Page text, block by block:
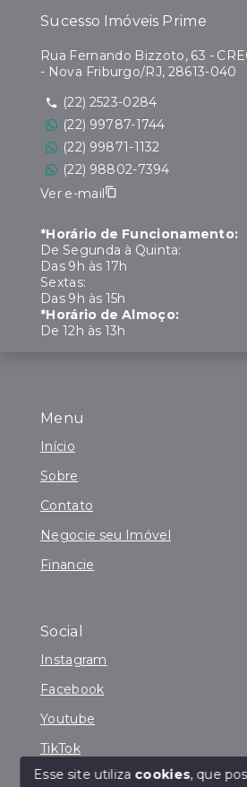
Menu
Início
Sobre
Contato
Negocie seu Imóvel
Financie
Social
Instagram
Facebook
Youtube
TikTok
Sucesso Imóveis Prime
Rua Fernando Bizzoto, 63 -
- Nova Friburgo/RJ, 28613-040
(22) 2523-0284
(22) 99787-1744
(22) 99871-1132
(22) 98802-7394
Ver e-mail
*Horário de Funcionamento:
De Segunda à Quinta:
Das 9h às 17h
Sextas:
Das 9h às 15h
*Horário de Almoço:
De 12h às 13h
Esse site utiliza cookies, que